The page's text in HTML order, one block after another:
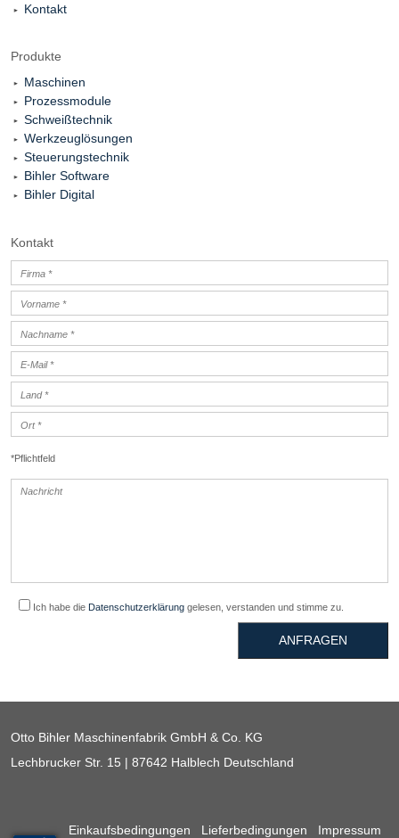
Kontakt
Produkte
Maschinen
Prozessmodule
Schweißtechnik
Werkzeuglösungen
Steuerungstechnik
Bihler Software
Bihler Digital
Kontakt
*Pflichtfeld
Ich habe die Datenschutzerklärunggelesen, verstanden und stimme zu.
ANFRAGEN
Otto Bihler Maschinenfabrik GmbH & Co. KG
Lechbrucker Str. 15 | 87642 Halblech Deutschland
Einkaufsbedingungen Lieferbedingungen Impressum